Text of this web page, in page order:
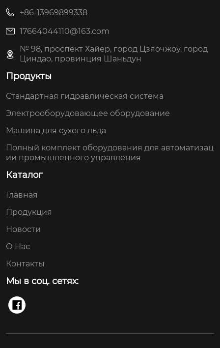
+86-13969899338
17664044110@163.com
№ 98, проспект Хайер, город Цзяочжоу, город
Циндао, провинция Шаньдун
Продукты
Стандартная гидравлическая система
Электрооборудовающее оборудование
Машина для сухого льда
Полный комплект оборудования для автоматизац
ии промышленного управления
Каталог
Главная
Продукция
Новости
О Нас
Контакты
Мы в соц. сетях:
